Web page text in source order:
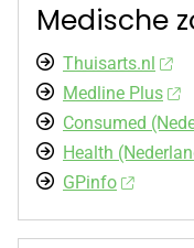
Medische
Thuisarts.nl
Medline Plus
Consumed
Health
GPinfo